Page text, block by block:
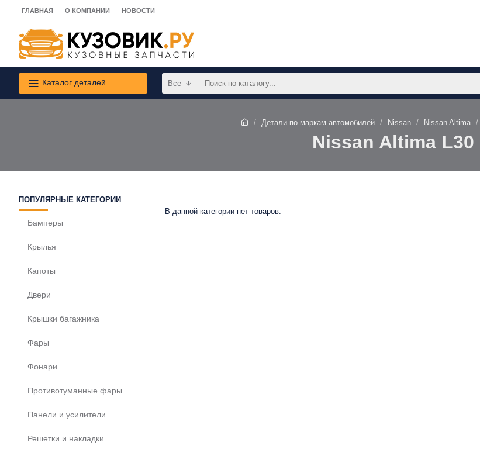
ГЛАВНАЯ О КОМПАНИИ НОВОСТИ
Каталог деталей Все
Детали по маркам автомобилей Nissan Nissan Altima
Nissan Altima L30
ПОПУЛЯРНЫЕ КАТЕГОРИИ
Бамперы
Крылья
Капоты
Двери
Крышки багажника
Фары
Фонари
Противотуманные фары
Панели и усилители
Решетки и накладки
В данной категории нет товаров.